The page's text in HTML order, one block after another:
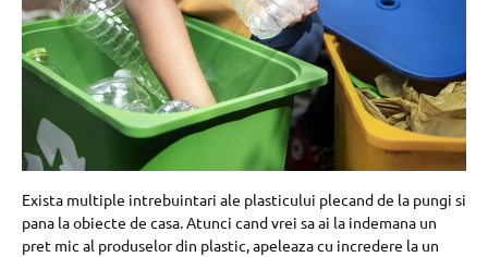
Exista multiple intrebuintari ale plasticului plecand de la pungi si
pana la obiecte de casa. Atunci cand vrei sa ai la indemana un
pret mic al produselor din plastic, apeleaza cu incredere la un